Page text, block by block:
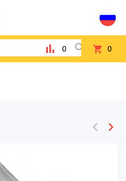
0 0